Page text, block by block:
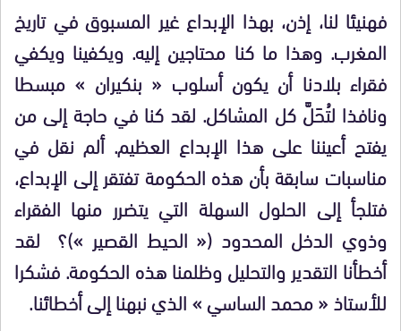
فهنيئا لنا، إذن، بهذا الإبداع غير المسبوق في تاريخ
المغرب. وهذا ما كنا محتاجين إليه. ويكفينا ويكفي
فقراء بلادنا أن يكون أسلوب « بنكيران » مبسطا
ونافذا لتُحَلَّ كل المشاكل. لقد كنا في حاجة إلى من
يفتح أعيننا على هذا الإبداع العظيم. ألم نقل في
مناسبات سابقة بأن هذه الحكومة تفتقر إلى الإبداع،
فتلجأ إلى الحلول السهلة التي يتضرر منها الفقراء
وذوي الدخل المحدود (« الحيط القصير »)؟ لقد
أخطأنا التقدير والتحليل وظلمنا هذه الحكومة. فشكرا
للأستاذ « محمد الساسي » الذي نبهنا إلى أخطائنا.